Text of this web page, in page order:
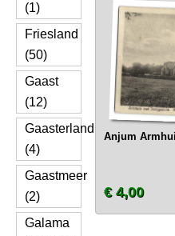
(1)
Friesland
(50)
Gaast
(12)
Gaasterland
(4)
Gaastmeer
(2)
Galama
Anjum
€ 4,00